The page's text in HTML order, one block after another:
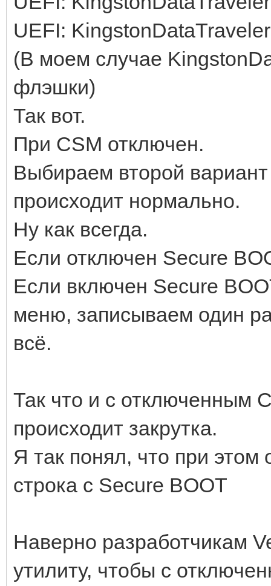
UEFI:
(В моем случае
флэшки)
Так вот.
При CSM отключен.
Выбираем второй вариант
происходит нормально.
Ну как всегда.
Если отключен Secure
Если включен Secure
меню, записываем один
всё.
Так что и с отключенным
происходит закрутка.
Я так понял, что при
строка с Secure BOOT
Наверно разработчикам
утилиту, чтобы с